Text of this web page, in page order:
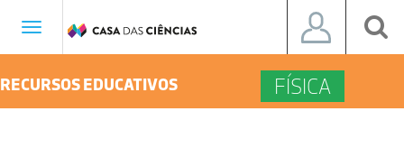
Toggle
RECURSOS EDUCATIVOS FÍSICA